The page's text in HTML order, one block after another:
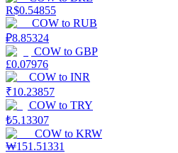
R$0.54855
COW to RUB
₽8.85324
COW to GBP
£0.07976
COW to INR
₹10.23857
COW to TRY
₺5.13307
COW to KRW
₩151.51331